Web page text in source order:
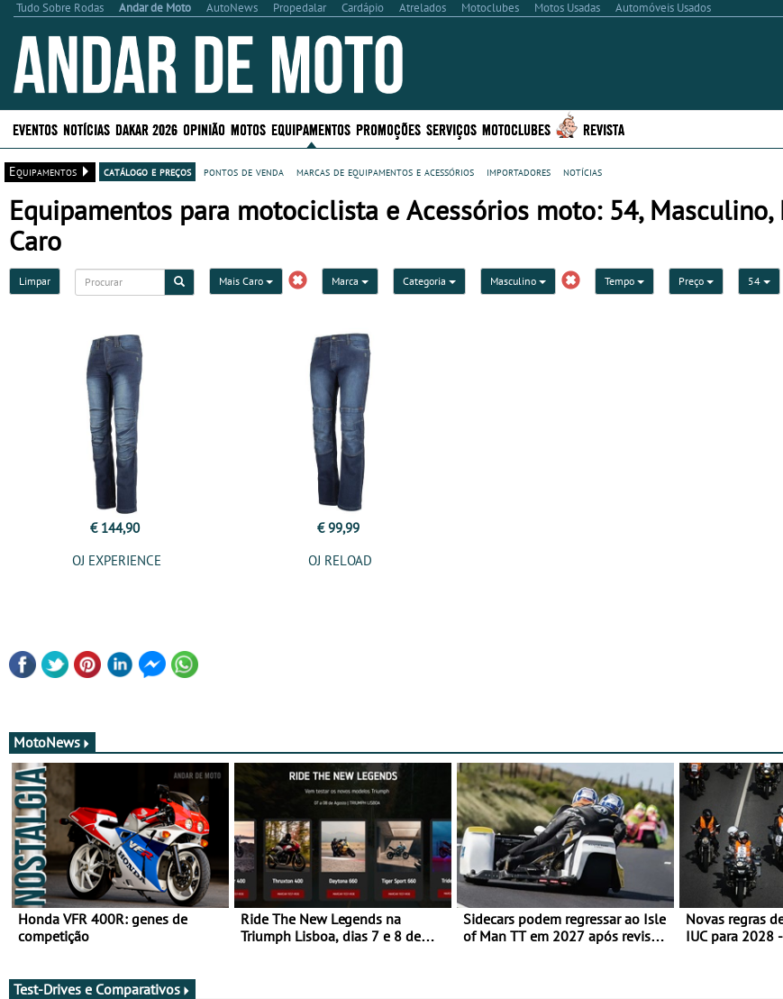
Tudo Sobre Rodas Andar de Moto AutoNews Propedalar Cardápio Atrelados Motoclubes Motos Usadas Automóveis Usados
EVENTOS NOTÍCIAS DAKAR 2026 OPINIÃO MOTOS EQUIPAMENTOS PROMOÇÕES SERVIÇOS MOTOCLUBES REVISTA
Equipamentos catálogo e preços pontos de venda marcas de equipamentos e acessórios importadores notícias
Equipamentos para motociclista e Acessórios moto: 54, Masculino,
Caro
Limpar Mais Caro Marca Categoria Masculino Tempo Preço 54
€ 144,90
OJ EXPERIENCE
€ 99,99
OJ RELOAD
MotoNews
Honda VFR 400R: genes de
competição
Ride The New Legends na
Triumph Lisboa, dias 7 e 8 de
Sidecars podem regressar ao Isle
of Man TT em 2027 após revisão
Novas regras
IUC para 2028
Test-Drives e Comparativos